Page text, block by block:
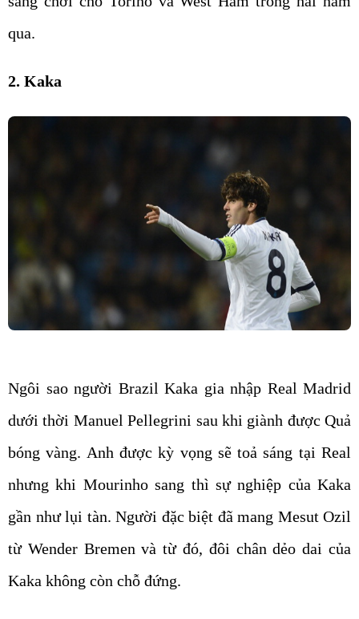
qua.
2. Kaka
Ngôi sao người Brazil Kaka gia nhập Real Madrid
dưới thời Manuel Pellegrini sau khi giành được Quả
bóng vàng. Anh được kỳ vọng sẽ toả sáng tại Real
nhưng khi Mourinho sang thì sự nghiệp của Kaka
gần như lụi tàn. Người đặc biệt đã mang Mesut Ozil
từ Wender Bremen và từ đó, đôi chân dẻo dai của
Kaka không còn chỗ đứng.